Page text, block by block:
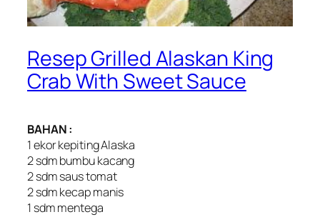
Resep Grilled Alaskan King
Crab With Sweet Sauce
BAHAN :
1 ekor kepiting Alaska
2 sdm bumbu kacang
2 sdm saus tomat
2 sdm kecap manis
1 sdm mentega